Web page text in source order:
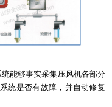
能够事实采集压风机各部分
统是否有故障，并自动修复